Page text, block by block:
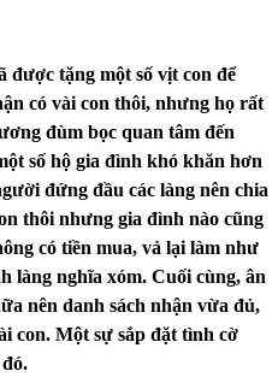
được tặng một số vịt con để
có vài con thôi, nhưng họ rất
đùm bọc quan tâm đến
số hộ gia đình khó khăn hơn
đứng đầu các làng nên chia
thôi nhưng gia đình nào cũng
có tiền mua, vả lại làm như
làng nghĩa xóm. Cuối cùng, ân
nên danh sách nhận vừa đủ,
con. Một sự sắp đặt tình cờ